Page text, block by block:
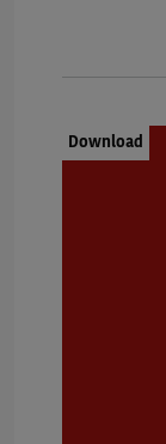
Dokumenttyp:
Download